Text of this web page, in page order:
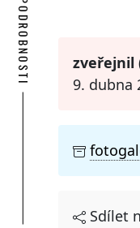
PODROBNOSTI zveřejnil
9. dubna
Sdílet